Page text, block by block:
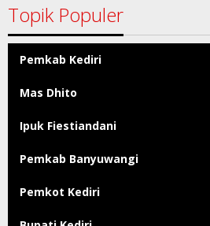
Topik Populer
Pemkab Kediri
Mas Dhito
Ipuk Fiestiandani
Pemkab Banyuwangi
Pemkot Kediri